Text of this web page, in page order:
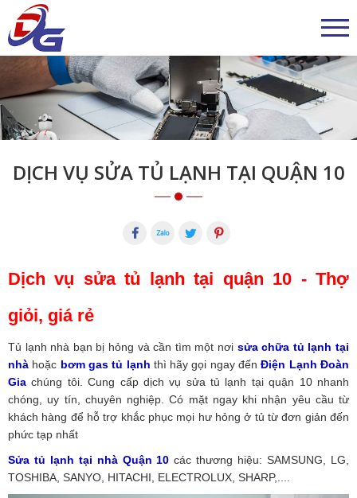
DỊCH VỤ SỬA TỦ LẠNH TẠI QUẬN 10
Dịch vụ sửa tủ lạnh tại quận 10 - Thợ
giỏi, giá rẻ
Tủ lạnh nhà bạn bị hỏng và cần tìm một nơi sửa chữa tủ lạnh tại
nhà hoặc bơm gas tủ lạnh thì hãy gọi ngay đếnĐiện Lạnh Đoàn
Gia chúng tôi. Cung cấp dịch vụ sửa tủ lạnh tại quận 10 nhanh
chóng, uy tín, chuyên nghiệp. Có mặt ngay khi nhận yêu cầu từ
khách hàng để hỗ trợ khắc phục mọi hư hỏng ở tủ từ đơn giản đến
phức tạp nhất
Sửa tủ lạnh tại nhà Quận 10 các thương hiệu: SAMSUNG, LG,
TOSHIBA, SANYO, HITACHI, ELECTROLUX, SHARP,....